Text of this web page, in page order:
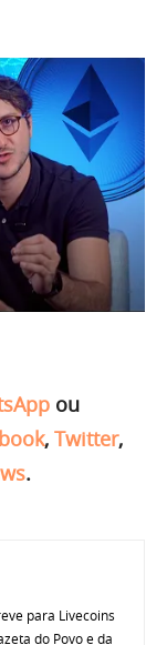
ou
, Twitter,
.
para Livecoins
do Povo e da